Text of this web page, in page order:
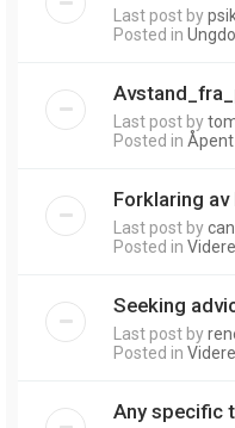
Last post by
Posted in
Last post by
Posted in
Forklaring
Last post by
Posted in
Seeking
Last post by
Posted in
Any specific